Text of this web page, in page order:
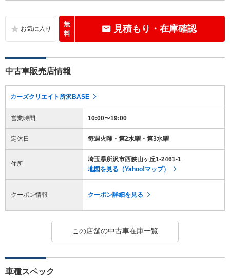
無
料
見積もり・在庫確認
中古車販売店情報
カーズクリエイト所沢BASE
営業時間 10:00〜19:00
定休日 毎週火曜・第2水曜・第3水曜
住所
埼玉県所沢市西狭山ヶ丘1-2461-1
地図を見る（Yahoo!マップ）
クーポン情報 クーポン詳細を見る
この店舗の中古車在庫一覧
車種スペック